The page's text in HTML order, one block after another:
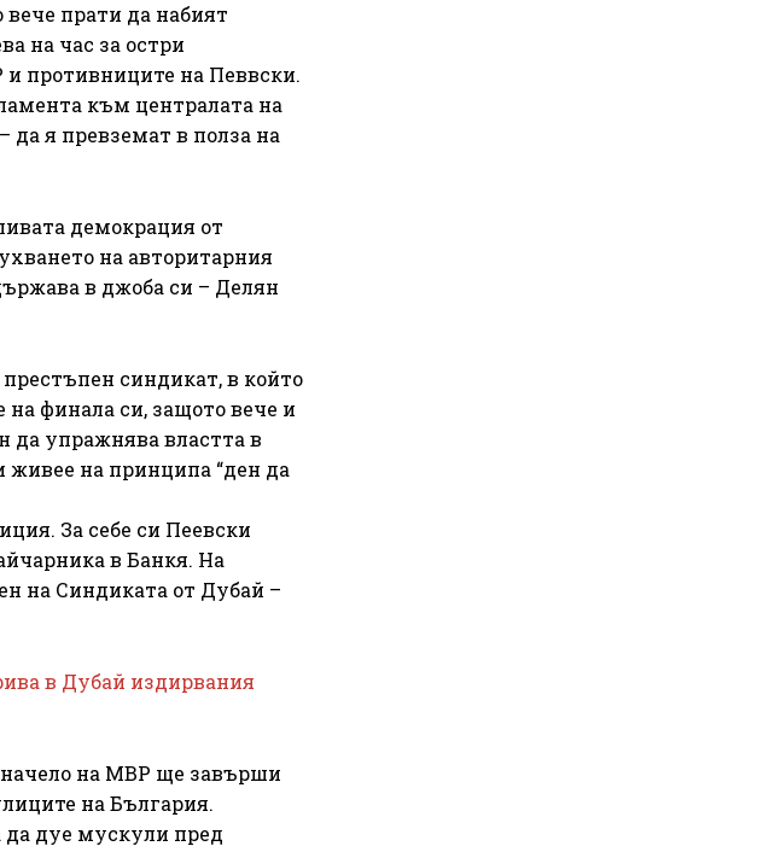
прати да набият
на час за остри
противниците на Певвски.
към централата на
я превземат в полза на
демокрация от
на авторитарния
в джоба си – Делян
синдикат, в който
финала си, защото вече и
да упражнява властта в
живее на принципа “ден да
За себе си Пеевски
в Банкя. На
на Синдиката от Дубай –
в Дубай издирвания
начело на МВР ще завърши
на България.
да дуе мускули пред